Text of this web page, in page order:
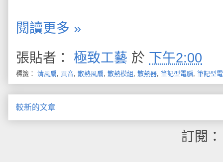
閱讀更多 »
張貼者： 極致工藝 於 下午2:00
標籤： 清風扇 異音 散熱風扇 散熱模組 散熱器 筆記型電腦 筆記型
較新的文章
訂閱